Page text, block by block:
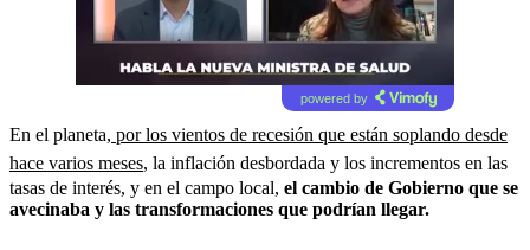
powered by
En el planeta, por los vientos de recesión que están soplando desde
hace varios meses, la inflación desbordada y los incrementos en las
tasas de interés, y en el campo local, el cambio de Gobierno que se
avecinaba y las transformaciones que podrían llegar.